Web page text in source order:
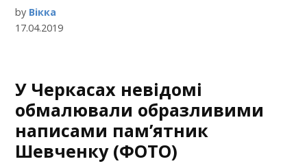
by Вікка
17.04.2019
У Черкасах невідомі
обмалювали образливими
написами пам’ятник
Шевченку (ФОТО)